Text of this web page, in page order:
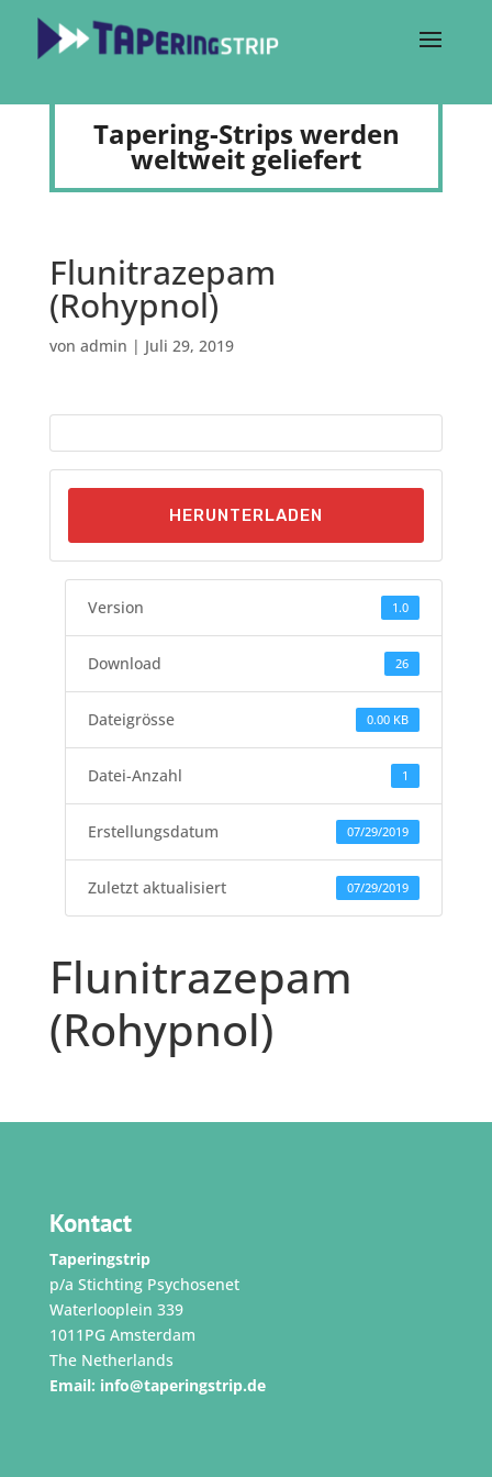
Tapering-Strips werden
weltweit geliefert
Flunitrazepam
(Rohypnol)
von admin | Juli 29, 2019
HERUNTERLADEN
Version 1.0
Download 26
Dateigrösse 0.00 KB
Datei-Anzahl 1
Erstellungsdatum 07/29/2019
Zuletzt aktualisiert 07/29/2019
Flunitrazepam
(Rohypnol)
Kontact
Taperingstrip
p/a Stichting Psychosenet
Waterlooplein 339
1011PG Amsterdam
The Netherlands
Email: info@taperingstrip.de